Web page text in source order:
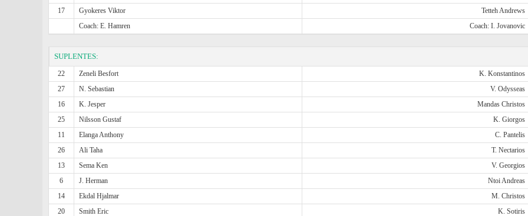
17
Gyokeres Viktor Tetteh Andrews
Coach: E. Hamren
Coach: I. Jovanovic
SUPLENTES:
22 Zeneli Besfort K. Konstantinos
27
N. Sebastian V. Odysseas
16
K. Jesper Mandas Christos
25
Nilsson Gustaf K. Giorgos
11
Elanga Anthony C. Pantelis
26
Ali Taha T. Nectarios
13
Sema Ken V. Georgios
6
J. Herman Ntoi Andreas
14
Ekdal Hjalmar M. Christos
20
Smith Eric K. Sotiris